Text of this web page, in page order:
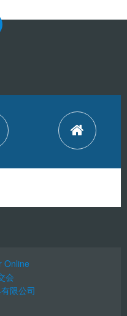
Online
会
限公司